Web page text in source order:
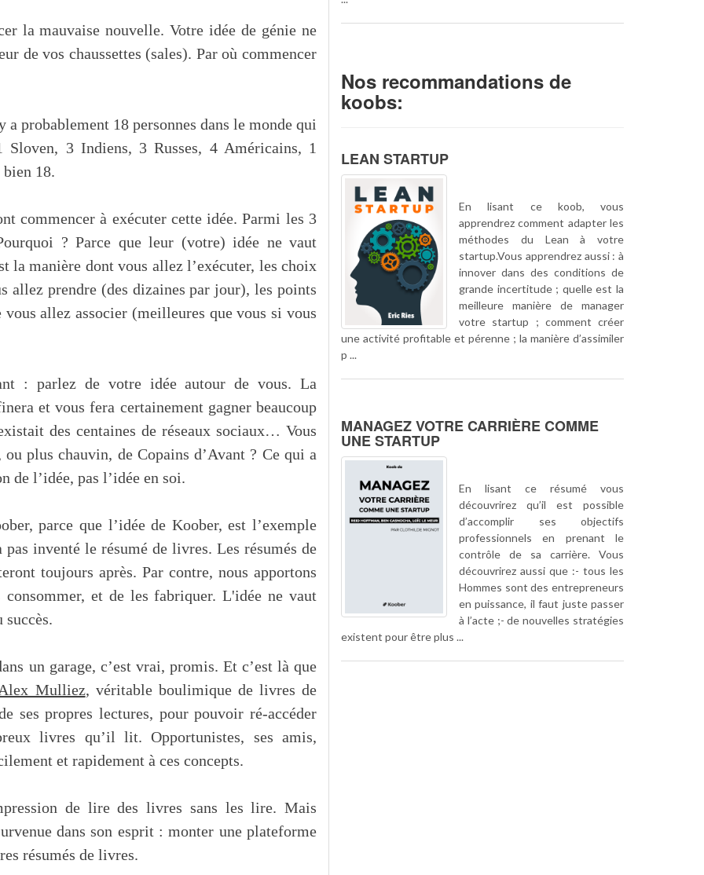
la mauvaise nouvelle. Votre idée de génie ne
de vos chaussettes (sales). Par où commencer
probablement 18 personnes dans le monde qui
3 Indiens, 3 Russes, 4 Américains, 1
18.
commencer à exécuter cette idée. Parmi les 3
? Parce que leur (votre) idée ne vaut
la manière dont vous allez l’exécuter, les choix
allez prendre (des dizaines par jour), les points
allez associer (meilleures que vous si vous
: parlez de votre idée autour de vous. La
et vous fera certainement gagner beaucoup
des centaines de réseaux sociaux… Vous
plus chauvin, de Copains d’Avant ? Ce qui a
de l’idée, pas l’idée en soi.
parce que l’idée de Koober, est l’exemple
inventé le résumé de livres. Les résumés de
toujours après. Par contre, nous apportons
et de les fabriquer. L'idée ne vaut
un garage, c’est vrai, promis. Et c’est là que
Mulliez, véritable boulimique de livres de
ses propres lectures, pour pouvoir ré-accéder
livres qu’il lit. Opportunistes, ses amis,
et rapidement à ces concepts.
de lire des livres sans les lire. Mais
dans son esprit : monter une plateforme
résumés de livres.
Nos recommandations de
koobs:
LEAN STARTUP
En lisant ce koob, vous
apprendrez comment adapter les
méthodes du Lean à votre
startup.Vous apprendrez aussi : à
innover dans des conditions de
grande incertitude ; quelle est la
meilleure manière de manager
votre startup ; comment créer
une activité profitable et pérenne ; la manière d’assimiler
p ...
MANAGEZ VOTRE CARRIÈRE COMME
UNE STARTUP
En lisant ce résumé vous
découvrirez qu’il est possible
d’accomplir ses objectifs
professionnels en prenant le
contrôle de sa carrière. Vous
découvrirez aussi que :- tous les
Hommes sont des entrepreneurs
en puissance, il faut juste passer
à l’acte ;- de nouvelles stratégies
existent pour être plus ...